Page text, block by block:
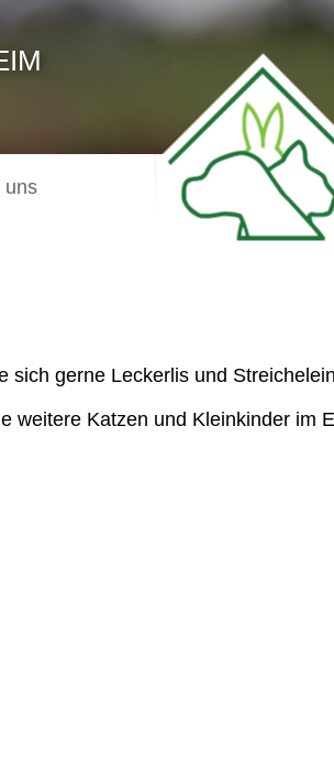
uns
sich gerne Leckerlis und
weitere Katzen und Kleinkinder im